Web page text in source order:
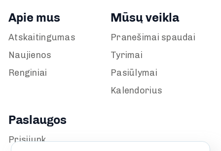
Apie mus
Atskaitingumas
Naujienos
Renginiai
Mūsų veikla
Pranešimai spaudai
Tyrimai
Pasiūlymai
Kalendorius
Paslaugos
Prisijunk